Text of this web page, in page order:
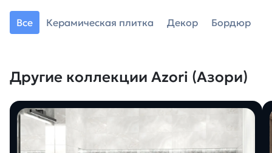
Все Керамическая плитка Декор Бордюр
Другие коллекции Azori (Азори)